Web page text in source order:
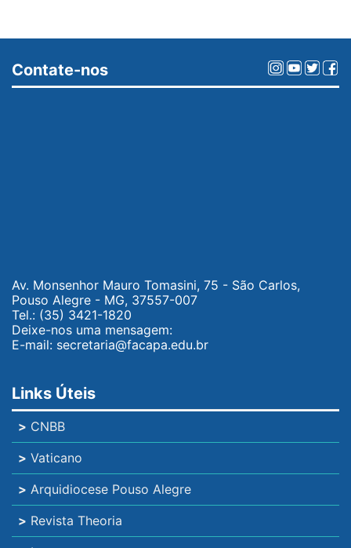
Contate-nos
Av. Monsenhor Mauro Tomasini, 75 - São Carlos,
Pouso Alegre - MG, 37557-007
Tel.: (35) 3421-1820
Deixe-nos uma mensagem:
E-mail: secretaria@facapa.edu.br
Links Úteis
> CNBB
> Vaticano
> Arquidiocese Pouso Alegre
> Revista Theoria